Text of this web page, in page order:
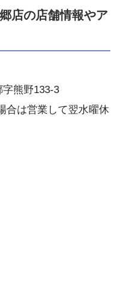
店の店舗情報やア
熊野133-3
合は営業して翌水曜休